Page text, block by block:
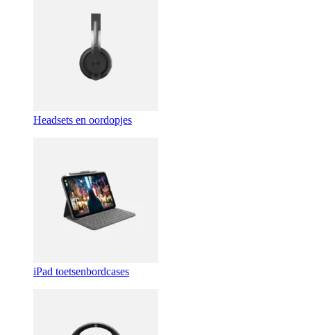
Headsets en oordopjes
iPad toetsenbordcases